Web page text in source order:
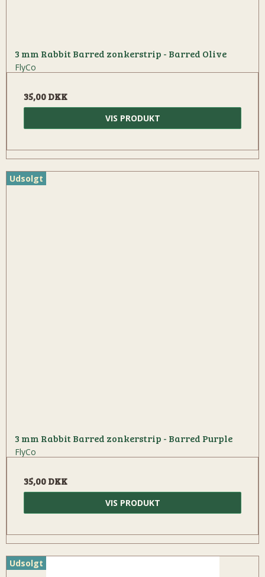
3 mm Rabbit Barred zonkerstrip - Barred Olive
FlyCo
35,00 DKK
VIS PRODUKT
Udsolgt
3 mm Rabbit Barred zonkerstrip - Barred Purple
FlyCo
35,00 DKK
VIS PRODUKT
Udsolgt